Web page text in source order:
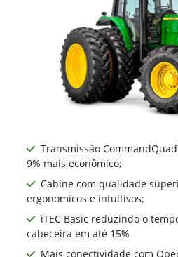
Transmissão
9% mais econômico;
Cabine com qualidade
ergonomicos e intuitivos;
iTEC Basic reduzindo o
cabeceira em até 15%
Mais conectividade com